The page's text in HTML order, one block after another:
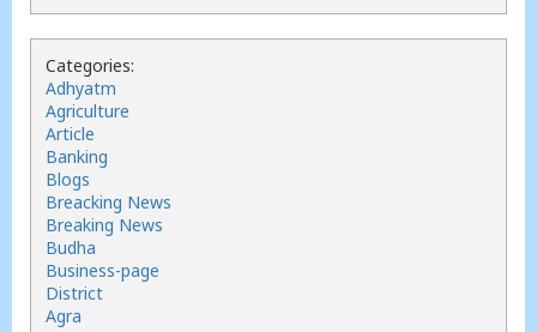
Categories:
Adhyatm
Agriculture
Article
Banking
Blogs
Breacking News
Breaking News
Budha
Business-page
District
Agra